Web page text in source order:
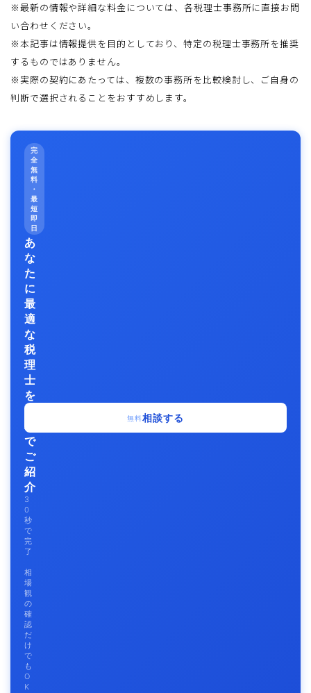
※最新の情報や詳細な料金については、各税理士事務所に直接お問
い合わせください。
※本記事は情報提供を目的としており、特定の税理士事務所を推奨
するものではありません。
※実際の契約にあたっては、複数の事務所を比較検討し、ご自身の
判断で選択されることをおすすめします。
完
全
無
料
・
最
短
即
日
あ
な
た
に
最
適
な
税
理
士
を
無
料
で
ご
紹
介
3
0
秒
で
完
了
相
場
観
の
確
認
だ
け
で
も
O
K
無料相談する